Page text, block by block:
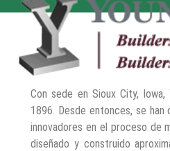
Con sede en Sioux City, Iowa,
1896. Desde entonces, se
innovadores en el proceso de
diseñado y construido